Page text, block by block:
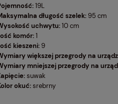
19L
długość szelek: 95 cm
uchwytu:10 cm
komór:1
kieszeni: 9
większej przegrody na
mniejszej przegrody na
suwak
okuć:srebrny